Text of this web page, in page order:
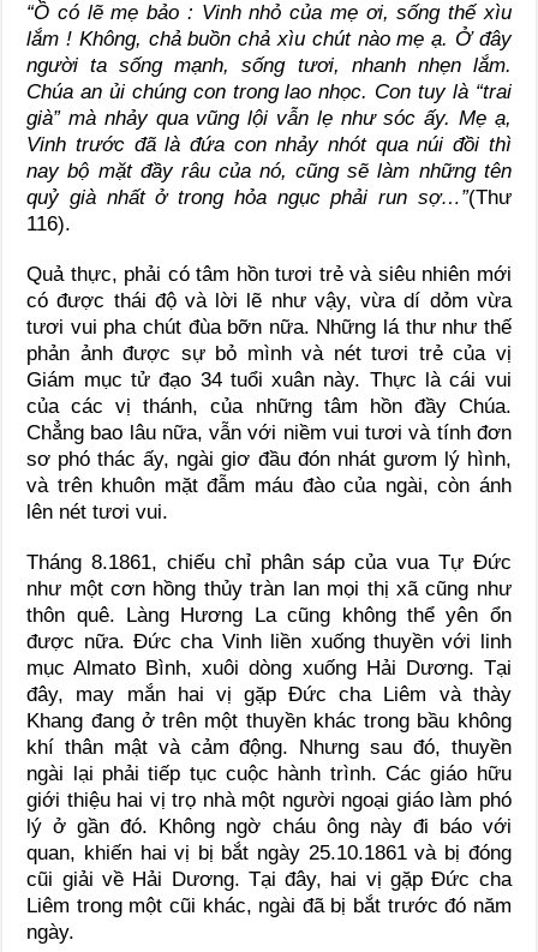
“Ồ có lẽ mẹ bảo : Vinh nhỏ của mẹ ơi, sống thế xìu
lắm ! Không, chả buồn chả xìu chút nào mẹ ạ. Ở đây
người ta sống mạnh, sống tươi, nhanh nhẹn lắm.
Chúa an ủi chúng con trong lao nhọc. Con tuy là “trai
già” mà nhảy qua vũng lội vẫn lẹ như sóc ấy. Mẹ ạ,
Vinh trước đã là đứa con nhảy nhót qua núi đồi thì
nay bộ mặt đầy râu của nó, cũng sẽ làm những tên
quỷ già nhất ở trong hỏa ngục phải run sợ…”(Thư
116).
Quả thực, phải có tâm hồn tươi trẻ và siêu nhiên mới
có được thái độ và lời lẽ như vậy, vừa dí dỏm vừa
tươi vui pha chút đùa bỡn nữa. Những lá thư như thế
phản ảnh được sự bỏ mình và nét tươi trẻ của vị
Giám mục tử đạo 34 tuổi xuân này. Thực là cái vui
của các vị thánh, của những tâm hồn đầy Chúa.
Chẳng bao lâu nữa, vẫn với niềm vui tươi và tính đơn
sơ phó thác ấy, ngài giơ đầu đón nhát gươm lý hình,
và trên khuôn mặt đẫm máu đào của ngài, còn ánh
lên nét tươi vui.
Tháng 8.1861, chiếu chỉ phân sáp của vua Tự Đức
như một cơn hồng thủy tràn lan mọi thị xã cũng như
thôn quê. Làng Hương La cũng không thể yên ổn
được nữa. Đức cha Vinh liền xuống thuyền với linh
mục Almato Bình, xuôi dòng xuống Hải Dương. Tại
đây, may mắn hai vị gặp Đức cha Liêm và thày
Khang đang ở trên một thuyền khác trong bầu không
khí thân mật và cảm động. Nhưng sau đó, thuyền
ngài lại phải tiếp tục cuộc hành trình. Các giáo hữu
giới thiệu hai vị trọ nhà một người ngoại giáo làm phó
lý ở gần đó. Không ngờ cháu ông này đi báo với
quan, khiến hai vị bị bắt ngày 25.10.1861 và bị đóng
cũi giải về Hải Dương. Tại đây, hai vị gặp Đức cha
Liêm trong một cũi khác, ngài đã bị bắt trước đó năm
ngày.